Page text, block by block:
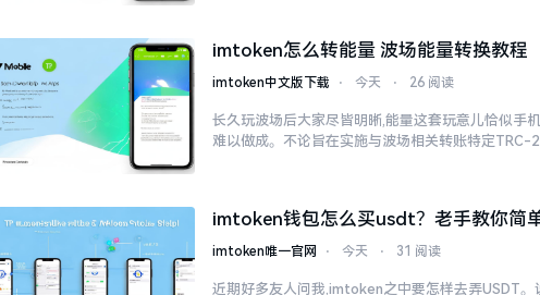
imtoken怎么转能量 波场能量转换教程
imtoken中文版下载 ⋅ 今天 ⋅ 26 阅读
长久玩波场后大家尽皆明晰,能量这套玩意儿恰似手
难以做成。不论旨在实施与波场相关转账特定TRC-
imtoken钱包怎么买usdt？老手教你简
imtoken唯一官网 ⋅ 今天 ⋅ 31 阅读
近期好多友人问我,imtoken之中要怎样去弄USDT